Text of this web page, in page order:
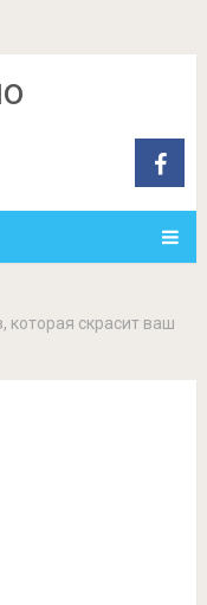
которая скрасит ваш